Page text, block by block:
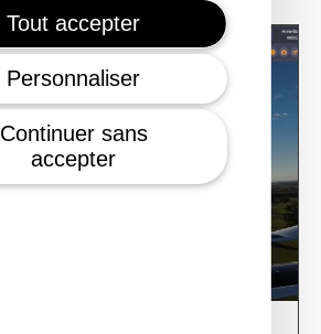
Tout accepter
Personnaliser
Continuer sans
accepter